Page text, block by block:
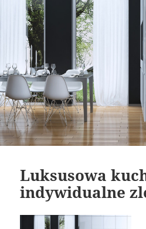
Luksusowa
indywidualne